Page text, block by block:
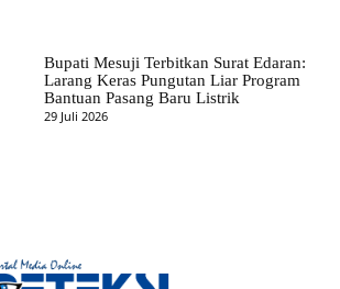
Bupati Mesuji Terbitkan Surat Edaran:
Larang Keras Pungutan Liar Program
Bantuan Pasang Baru Listrik
29 Juli 2026